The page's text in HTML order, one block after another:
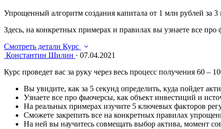
Упрощенный алгоритм создания капитала от 1 млн рублей за
Здесь, на конкретных примерах и правилах вы узнаете все
Смотреть детали Курс
Константин Шилин · 07.04.2021
Курс проведет вас за руку через весь процесс получения 60 –
Вы увидите, как за 5 секунд определить, куда пойдет
Узнаете все про фьючерсы, как объект инвестиций и
На реальных примерах изучите 5 ключевых факторов
Сможете закрепить все на конкретных правилах
На ней вы научитесь совмещать выбор актива, момент